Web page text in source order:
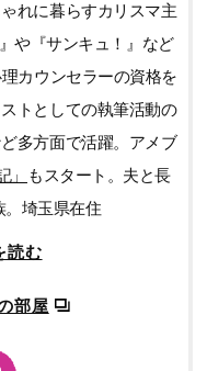
れに暮らすカリスマ主
や『サンキュ！』など
カウンセラーの資格を
トとしての執筆活動の
多方面で活躍。アメブ
もスタート。夫と長
。埼玉県在住
読む
部屋